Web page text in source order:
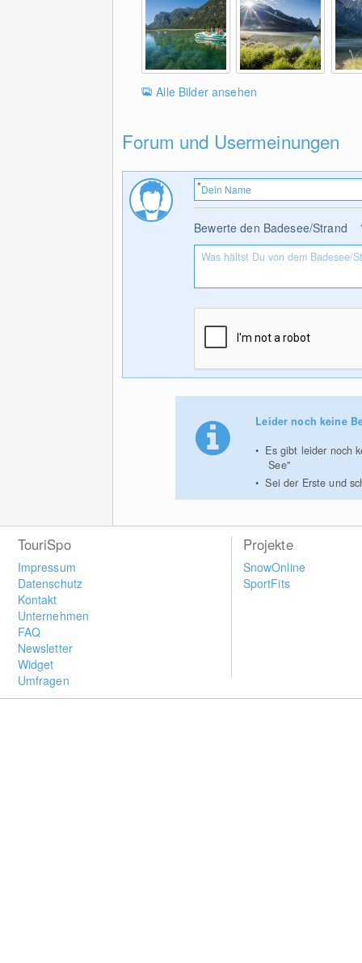
Alle Bilder ansehen
Forum und Usermeinungen
Bewerte den Badesee/Strand
Leider noch keine
Es gibt leider noch
See"
Sei der Erste und
TouriSpo
Impressum
Datenschutz
Kontakt
Unternehmen
FAQ
Newsletter
Widget
Umfragen
Projekte
SnowOnline
SportFits